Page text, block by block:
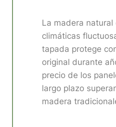
La madera
climáticas
tapada protege
original durante
precio de los
largo plazo
madera